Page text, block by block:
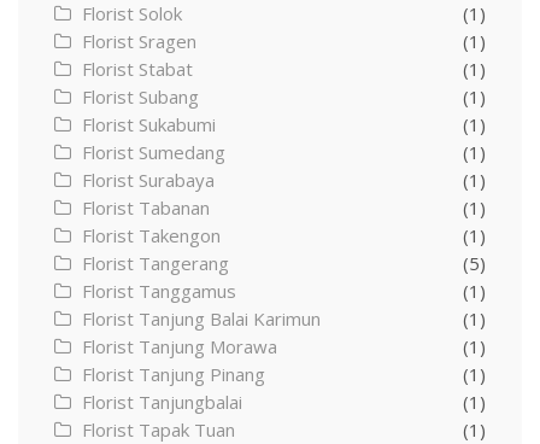
Florist Solok
(1)
Florist Sragen
(1)
Florist Stabat
(1)
Florist Subang
(1)
Florist Sukabumi
(1)
Florist Sumedang
(1)
Florist Surabaya
(1)
Florist Tabanan
(1)
Florist Takengon
(1)
Florist Tangerang
(5)
Florist Tanggamus
(1)
Florist Tanjung Balai Karimun
(1)
Florist Tanjung Morawa
(1)
Florist Tanjung Pinang
(1)
Florist Tanjungbalai
(1)
Florist Tapak Tuan
(1)